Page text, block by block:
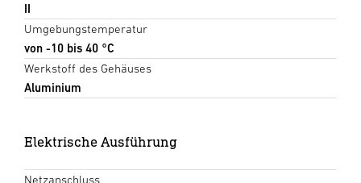
II
Umgebungstemperatur
von -10 bis 40 °C
Werkstoff des Gehäuses
Aluminium
Elektrische Ausführung
Netzanschluss